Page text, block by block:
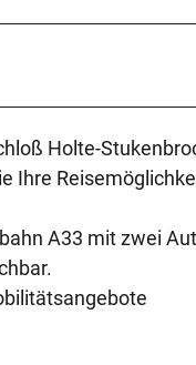
Holte-
Ihre
A33 mit zwei